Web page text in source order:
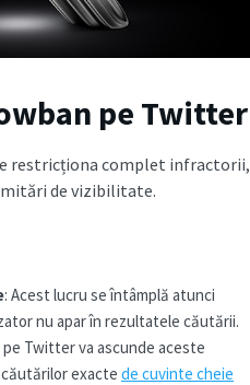
pe Twitter
restricționa complet infractorii,
de vizibilitate.
: Acest lucru se întâmplă atunci
nu apar în rezultatele căutării.
Twitter va ascunde aceste
exacte de cuvinte cheie